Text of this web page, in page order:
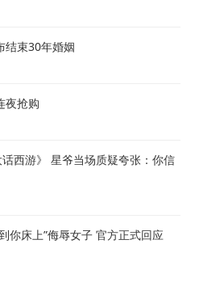
结束30年婚姻
夜抢购
西游》 星爷当场质疑夸张：你信
你床上”侮辱女子 官方正式回应